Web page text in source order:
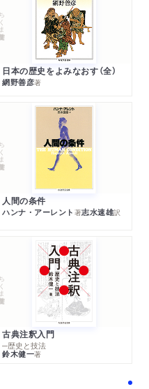
ちくま学芸文庫
日本の歴史をよみなおす（全）
網野善彦著
ちくま学芸文庫
人間の条件
ハンナ・アーレント 著志水速雄訳
ちくま学芸文庫
古典注釈入門
─歴史と技法
鈴木健一著